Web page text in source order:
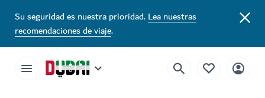
Su seguridad es nuestra prioridad.Lea nuestras
recomendaciones de viaje.